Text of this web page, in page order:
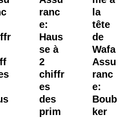
ranc
e:
Haus
se à
2
chiffr
es
des
prim
la
tête
de
Wafa
Assu
ranc
e:
Boub
ker